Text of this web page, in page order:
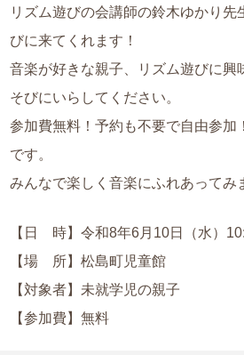
リズム遊びの会講師の鈴木ゆかり先
びに来てくれます！
音楽が好きな親子、リズム遊びに興
そびにいらしてください。
参加費無料！予約も不要で自由参加
です。
みんなで楽しく音楽にふれあってみ
【日 時】令和8年6月10日（水）
【場 所】松島町児童館
【対象者】未就学児の親子
【参加費】無料